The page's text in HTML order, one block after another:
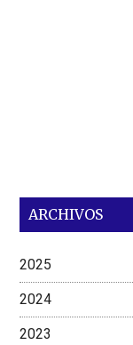
ARCHIVOS
2025
2024
2023